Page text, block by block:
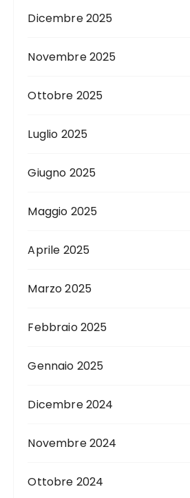
Dicembre 2025
Novembre 2025
Ottobre 2025
Luglio 2025
Giugno 2025
Maggio 2025
Aprile 2025
Marzo 2025
Febbraio 2025
Gennaio 2025
Dicembre 2024
Novembre 2024
Ottobre 2024